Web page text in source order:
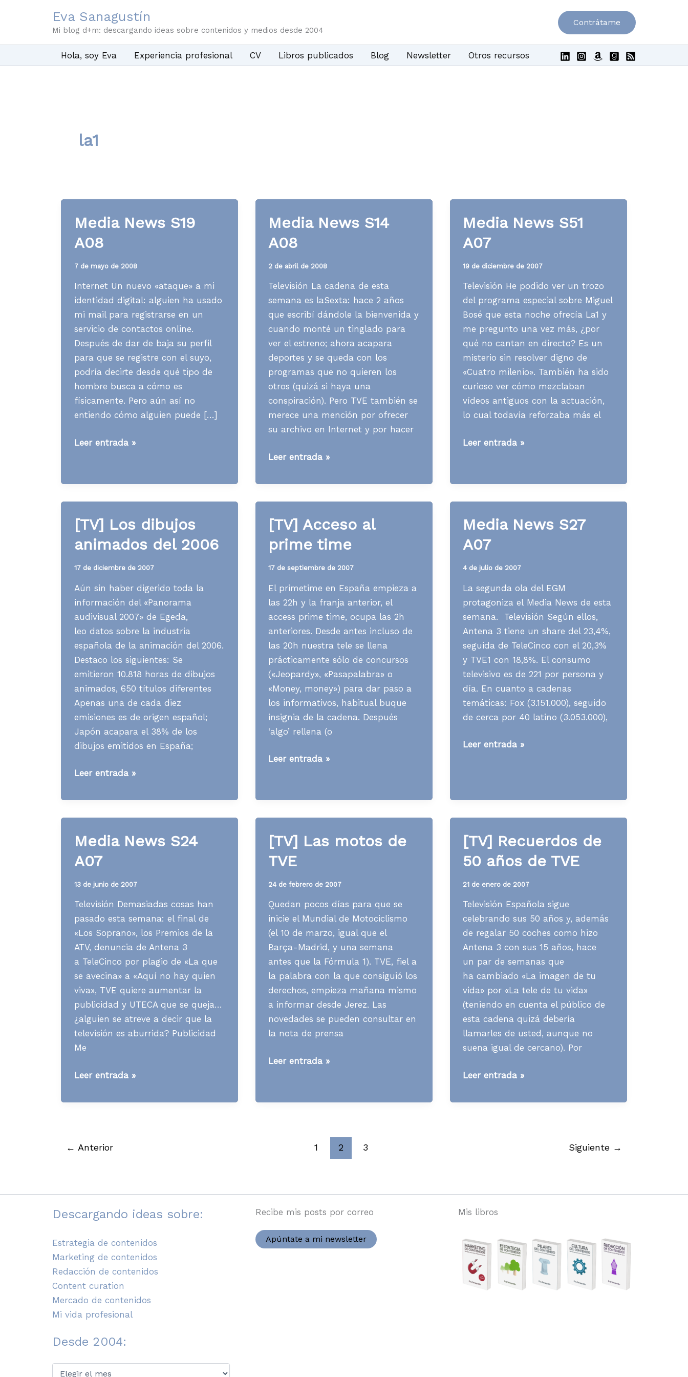
Eva Sanagustín
Mi blog d+m: descargando ideas sobre contenidos y medios desde 2004
Contrátame
Hola, soy Eva Experiencia profesional CV Libros publicados Blog Newsletter Otros recursos
la1
Media News S19
A08
7 de mayo de 2008
Internet Un nuevo «ataque» a mi
identidad digital: alguien ha usado
mi mail para registrarse en un
servicio de contactos online.
Después de dar de baja su perfil
para que se registre con el suyo,
podría decirte desde qué tipo de
hombre busca a cómo es
físicamente. Pero aún así no
entiendo cómo alguien puede […]
Media
A08
Leer entrada »
Media News S14
A08
2 de abril de 2008
Televisión La cadena de esta
semana es laSexta: hace 2 años
que escribí dándole la bienvenida y
cuando monté un tinglado para
ver el estreno; ahora acapara
deportes y se queda con los
programas que no quieren los
otros (quizá si haya una
conspiración). Pero TVE también se
merece una mención por ofrecer
su archivo en Internet y por hacer
Media
S14
A08
Leer entrada »
Media News S51
A07
19 de diciembre de 2007
Televisión He podido ver un trozo
del programa especial sobre Miguel
Bosé que esta noche ofrecía La1 y
me pregunto una vez más, ¿por
qué no cantan en directo? Es un
misterio sin resolver digno de
«Cuatro milenio». También ha sido
curioso ver cómo mezclaban
vídeos antiguos con la actuación,
lo cual todavía reforzaba más el
Media
A07
Leer entrada »
[TV] Los dibujos
animados del 2006
17 de diciembre de 2007
Aún sin haber digerido toda la
información del «Panorama
audivisual 2007» de Egeda,
leo datos sobre la industria
española de la animación del 2006.
Destaco los siguientes: Se
emitieron 10.818 horas de dibujos
animados, 650 títulos diferentes
Apenas una de cada diez
emisiones es de origen español;
Japón acapara el 38% de los
dibujos emitidos en España;
[TV]
dibujos
animados
2006
Leer entrada »
[TV] Acceso al
prime time
17 de septiembre de 2007
El primetime en España empieza a
las 22h y la franja anterior, el
access prime time, ocupa las 2h
anteriores. Desde antes incluso de
las 20h nuestra tele se llena
prácticamente sólo de concursos
(«Jeopardy», «Pasapalabra» o
«Money, money») para dar paso a
los informativos, habitual buque
insignia de la cadena. Después
‘algo’ rellena (o
[TV]
prime
time
Leer entrada »
Media News S27
A07
4 de julio de 2007
La segunda ola del EGM
protagoniza el Media News de esta
semana. Televisión Según ellos,
Antena 3 tiene un share del 23,4%,
seguida de TeleCinco con el 20,3%
y TVE1 con 18,8%. El consumo
televisivo es de 221 por persona y
día. En cuanto a cadenas
temáticas: Fox (3.151.000), seguido
de cerca por 40 latino (3.053.000),
Media
Leer entrada »
Media News S24
A07
13 de junio de 2007
Televisión Demasiadas cosas han
pasado esta semana: el final de
«Los Soprano», los Premios de la
ATV, denuncia de Antena 3
a TeleCinco por plagio de «La que
se avecina» a «Aquí no hay quien
viva», TVE quiere aumentar la
publicidad y UTECA que se queja…
¿alguien se atreve a decir que la
televisión es aburrida? Publicidad
Me
Media
S24
Leer entrada »
[TV] Las motos de
TVE
24 de febrero de 2007
Quedan pocos días para que se
inicie el Mundial de Motociclismo
(el 10 de marzo, igual que el
Barça-Madrid, y una semana
antes que la Fórmula 1). TVE, fiel a
la palabra con la que consiguió los
derechos, empieza mañana mismo
a informar desde Jerez. Las
novedades se pueden consultar en
la nota de prensa
[TV]
de
Leer entrada »
[TV] Recuerdos de
50 años de TVE
21 de enero de 2007
Televisión Española sigue
celebrando sus 50 años y, además
de regalar 50 coches como hizo
Antena 3 con sus 15 años, hace
un par de semanas que
ha cambiado «La imagen de tu
vida» por «La tele de tu vida»
(teniendo en cuenta el público de
esta cadena quizá debería
llamarles de usted, aunque no
suena igual de cercano). Por
[TV]
de
Leer entrada »
← Anterior 1 2 3 Siguiente →
Descargando ideas sobre:
Estrategia de contenidos
Marketing de contenidos
Redacción de contenidos
Content curation
Mercado de contenidos
Mi vida profesional
Desde 2004:
Recibe mis posts por correo
Apúntate a mi newsletter
Mis libros